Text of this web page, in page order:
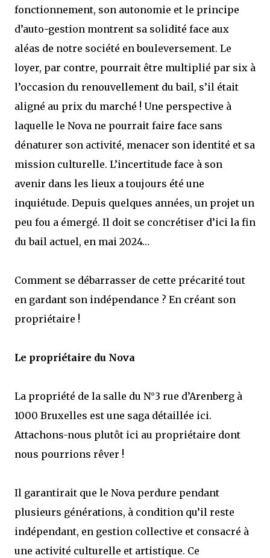
fonctionnement, son autonomie et le principe
d’auto-gestion montrent sa solidité face aux
aléas de notre société en bouleversement. Le
loyer, par contre, pourrait être multiplié par six à
l’occasion du renouvellement du bail, s’il était
aligné au prix du marché ! Une perspective à
laquelle le Nova ne pourrait faire face sans
dénaturer son activité, menacer son identité et sa
mission culturelle. L’incertitude face à son
avenir dans les lieux a toujours été une
inquiétude. Depuis quelques années, un projet un
peu fou a émergé. Il doit se concrétiser d’ici la fin
du bail actuel, en mai 2024…
Comment se débarrasser de cette précarité tout
en gardant son indépendance ? En créant son
propriétaire !
Le propriétaire du Nova
La propriété de la salle du N°3 rue d’Arenberg à
1000 Bruxelles est une saga détaillée ici.
Attachons-nous plutôt ici au propriétaire dont
nous pourrions rêver !
Il garantirait que le Nova perdure pendant
plusieurs générations, à condition qu’il reste
indépendant, en gestion collective et consacré à
une activité culturelle et artistique. Ce